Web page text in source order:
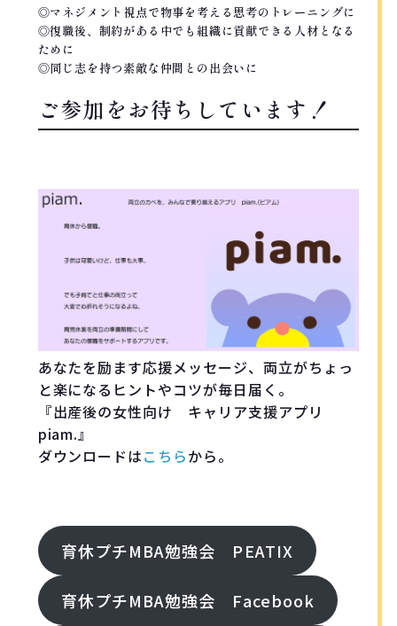
◎マネジメント視点で物事を考える思考のトレーニングに
◎復職後、制約がある中でも組織に貢献できる人材となる
ために
◎同じ志を持つ素敵な仲間との出会いに
ご参加をお待ちしています！
あなたを励ます応援メッセージ、両立がちょっ
と楽になるヒントやコツが毎日届く。
『出産後の女性向け キャリア支援アプリ
piam.』
ダウンロードはこちらから。
育休プチMBA勉強会 PEATIX
育休プチMBA勉強会 Facebook